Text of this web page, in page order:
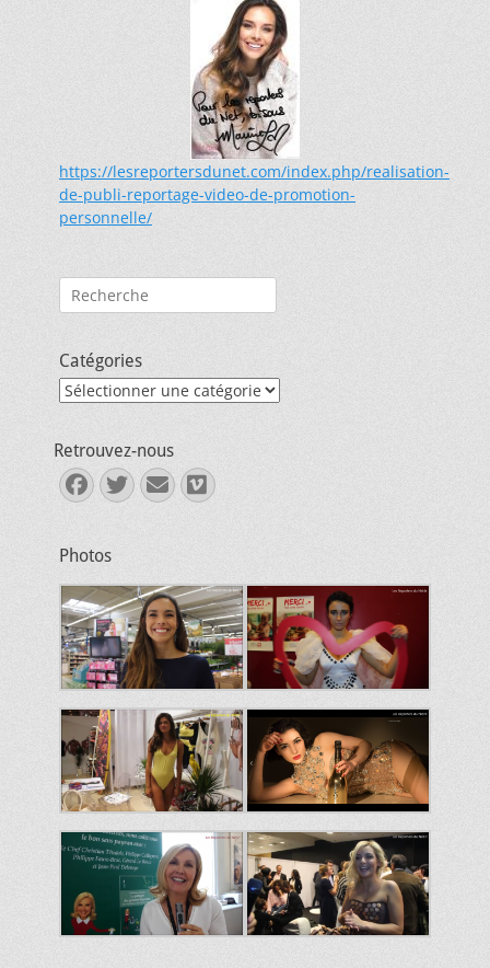
https://lesreportersdunet.com/index.php/realisation-
de-publi-reportage-video-de-promotion-
personnelle/
Rechercher :
Catégories
Catégories
Retrouvez-nous
Facebook
Twitter
E-
mail
Vimeo
Photos